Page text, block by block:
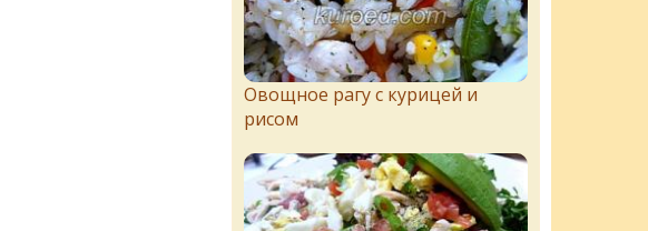
Овощное рагу с курицей и
рисом